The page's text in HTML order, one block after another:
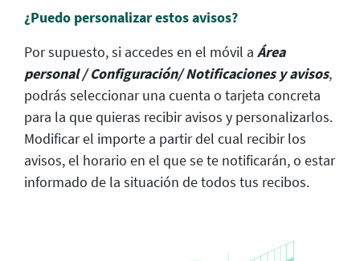
¿Puedo personalizar estos avisos?
Por supuesto, si accedes en el móvil a Área
personal / Configuración/ Notificaciones y avisos,
podrás seleccionar una cuenta o tarjeta concreta
para la que quieras recibir avisos y personalizarlos.
Modificar el importe a partir del cual recibir los
avisos, el horario en el que se te notificarán, o estar
informado de la situación de todos tus recibos.